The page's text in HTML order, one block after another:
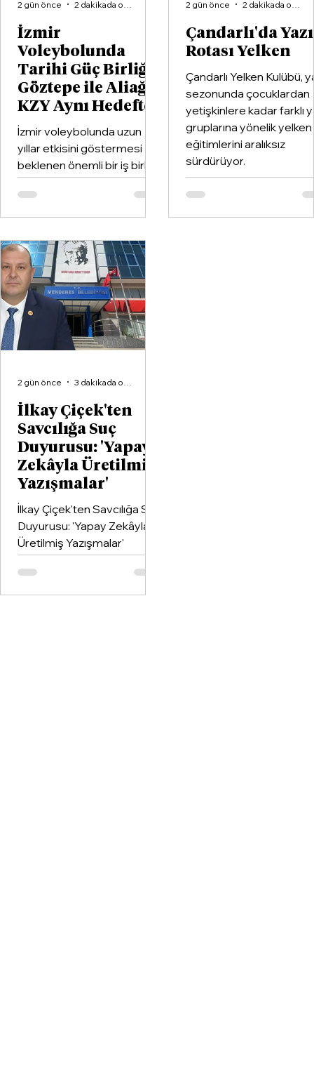
İzmir
Voleybolunda
Tarihi Güç Birliği:
Göztepe ile Aliağa
KZY Aynı Hedefte
İzmir voleybolunda uzun
yıllar etkisini göstermesi
beklenen önemli bir iş birliği
hayata geçirildi. Kentin köklü
kulüplerinden Göztepe
Spor Kulübü ile İzmir'in en
organizasyonlarından
Aliağa KZY Spor Kulübü,
voleybol branşında güçlerini
birleştiren kapsamlı bir iş
birliği protokolüne imza attı.
2 gün önce
Çandarlı'da
Rotası Yelken
Çandarlı Yelken Kulübü,
sezonunda çocuklardan
yetişkinlere kadar farklı
gruplarına yönelik yelken
eğitimlerini aralıksız
sürdürüyor.
2 gün önce
İlkay Çiçek'ten
Savcılığa Suç
Duyurusu: 'Yapay
Zekâyla Üretilmiş
Yazışmalar'
İlkay Çiçek'ten Savcılığa Suç
Duyurusu: 'Yapay Zekâyla
Üretilmiş Yazışmalar'
2 gün önce